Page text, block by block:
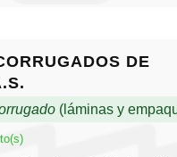
DE
(láminas y